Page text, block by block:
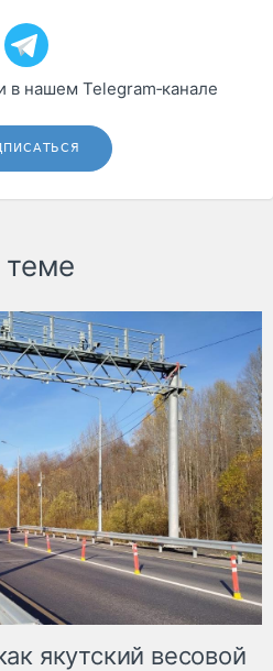
в нашем Telegram‑канале
теме
якутский весовой